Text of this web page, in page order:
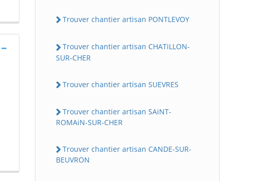
Trouver chantier artisan PONTLEVOY
Trouver chantier artisan CHATiLLON-
SUR-CHER
Trouver chantier artisan SUEVRES
Trouver chantier artisan SAiNT-
ROMAiN-SUR-CHER
Trouver chantier artisan CANDE-SUR-
BEUVRON